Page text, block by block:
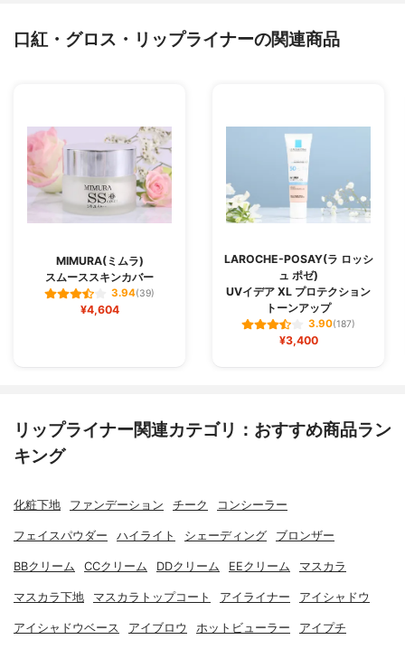
口紅・グロス・リップライナーの関連商品
MIMURA(ミムラ)
スムーススキンカバー
3.94(39)
¥4,604
LAROCHE-POSAY(ラ ロッシ
ュ ポゼ)
UVイデア XL プロテクション
トーンアップ
3.90(187)
¥3,400
リップライナー関連カテゴリ：おすすめ商品ラン
キング
化粧下地 ファンデーション チーク コンシーラー
フェイスパウダー ハイライト シェーディング ブロンザー
BBクリーム CCクリーム DDクリーム EEクリーム マスカラ
マスカラ下地 マスカラトップコート アイライナー アイシャドウ
アイシャドウベース アイブロウ ホットビューラー アイプチ